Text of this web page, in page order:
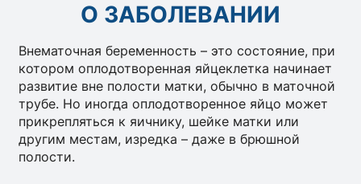
О ЗАБОЛЕВАНИИ
Внематочная беременность – это состояние, при
котором оплодотворенная яйцеклетка начинает
развитие вне полости матки, обычно в маточной
трубе. Но иногда оплодотворенное яйцо может
прикрепляться к яичнику, шейке матки или
другим местам, изредка – даже в брюшной
полости.